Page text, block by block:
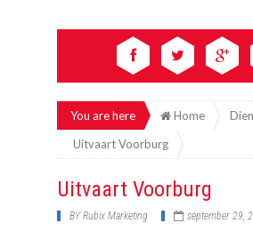
You are here Home
Uitvaart Voorburg
Uitvaart Voorburg
BYRubix Marketing september 29,